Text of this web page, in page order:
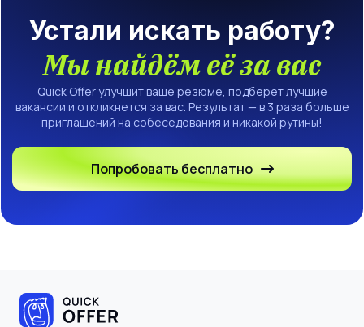
Устали искать работу?
Мы найдём её за вас
Quick Offer улучшит ваше резюме, подберёт лучшие
вакансии и откликнется за вас. Результат — в 3 раза больше
приглашений на собеседования и никакой рутины!
Попробовать бесплатно